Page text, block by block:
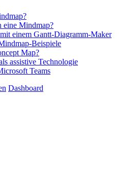
eine Mindmap?
einem Gantt-Diagramm-Maker
Beispiele
Map?
assistive Technologie
Teams
Dashboard